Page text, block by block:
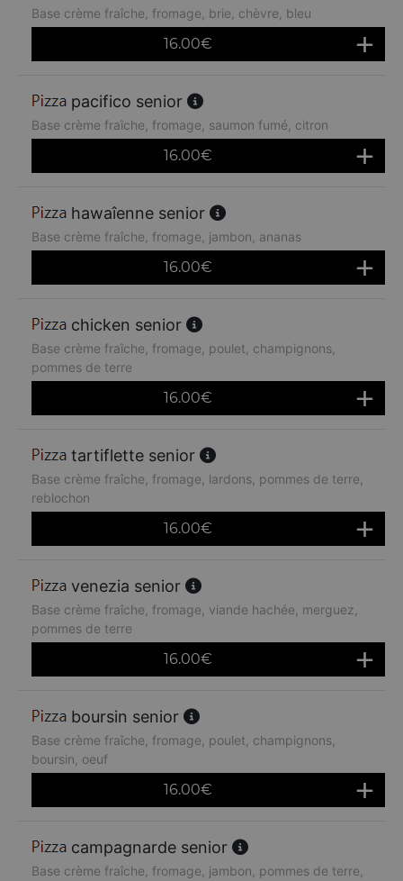
Base crème fraîche, fromage, brie, chèvre, bleu
16.00€
pacifico senior
Base crème fraîche, fromage, saumon fumé, citron
16.00€
hawaîenne senior
Base crème fraîche, fromage, jambon, ananas
16.00€
chicken senior
Base crème fraîche, fromage, poulet, champignons,
pommes de terre
16.00€
tartiflette senior
Base crème fraîche, fromage, lardons, pommes de terre,
reblochon
16.00€
venezia senior
Base crème fraîche, fromage, viande hachée, merguez,
pommes de terre
16.00€
boursin senior
Base crème fraîche, fromage, poulet, champignons,
boursin, oeuf
16.00€
campagnarde senior
Base crème fraîche, fromage, jambon, pommes de terre,